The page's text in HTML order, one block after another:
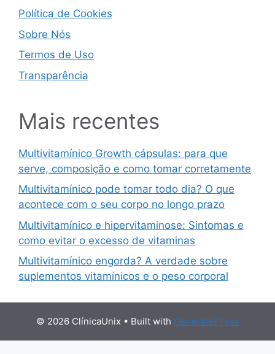
Política de Cookies
Sobre Nós
Termos de Uso
Transparência
Mais recentes
Multivitamínico Growth cápsulas: para que
serve, composição e como tomar corretamente
Multivitamínico pode tomar todo dia? O que
acontece com o seu corpo no longo prazo
Multivitamínico e hipervitaminose: Sintomas e
como evitar o excesso de vitaminas
Multivitamínico engorda? A verdade sobre
suplementos vitamínicos e o peso corporal
© 2026 ClínicaUnix• Built with GeneratePress